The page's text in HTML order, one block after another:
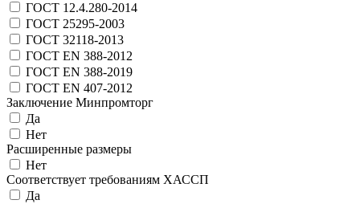
ГОСТ 12.4.280-2014
ГОСТ 25295-2003
ГОСТ 32118-2013
ГОСТ EN 388-2012
ГОСТ EN 388-2019
ГОСТ EN 407-2012
Заключение Минпромторг
Да
Нет
Расширенные размеры
Нет
Соответствует требованиям ХАССП
Да